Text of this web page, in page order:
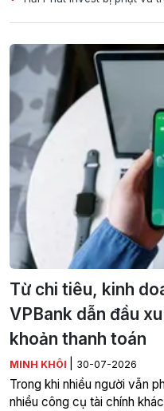
Từ chi tiêu, kinh
VPBank dẫn đầu
khoản thanh toán
MINH KHÔI 30-07-2026
Trong khi nhiều người vẫn
nhiều công cụ tài chính